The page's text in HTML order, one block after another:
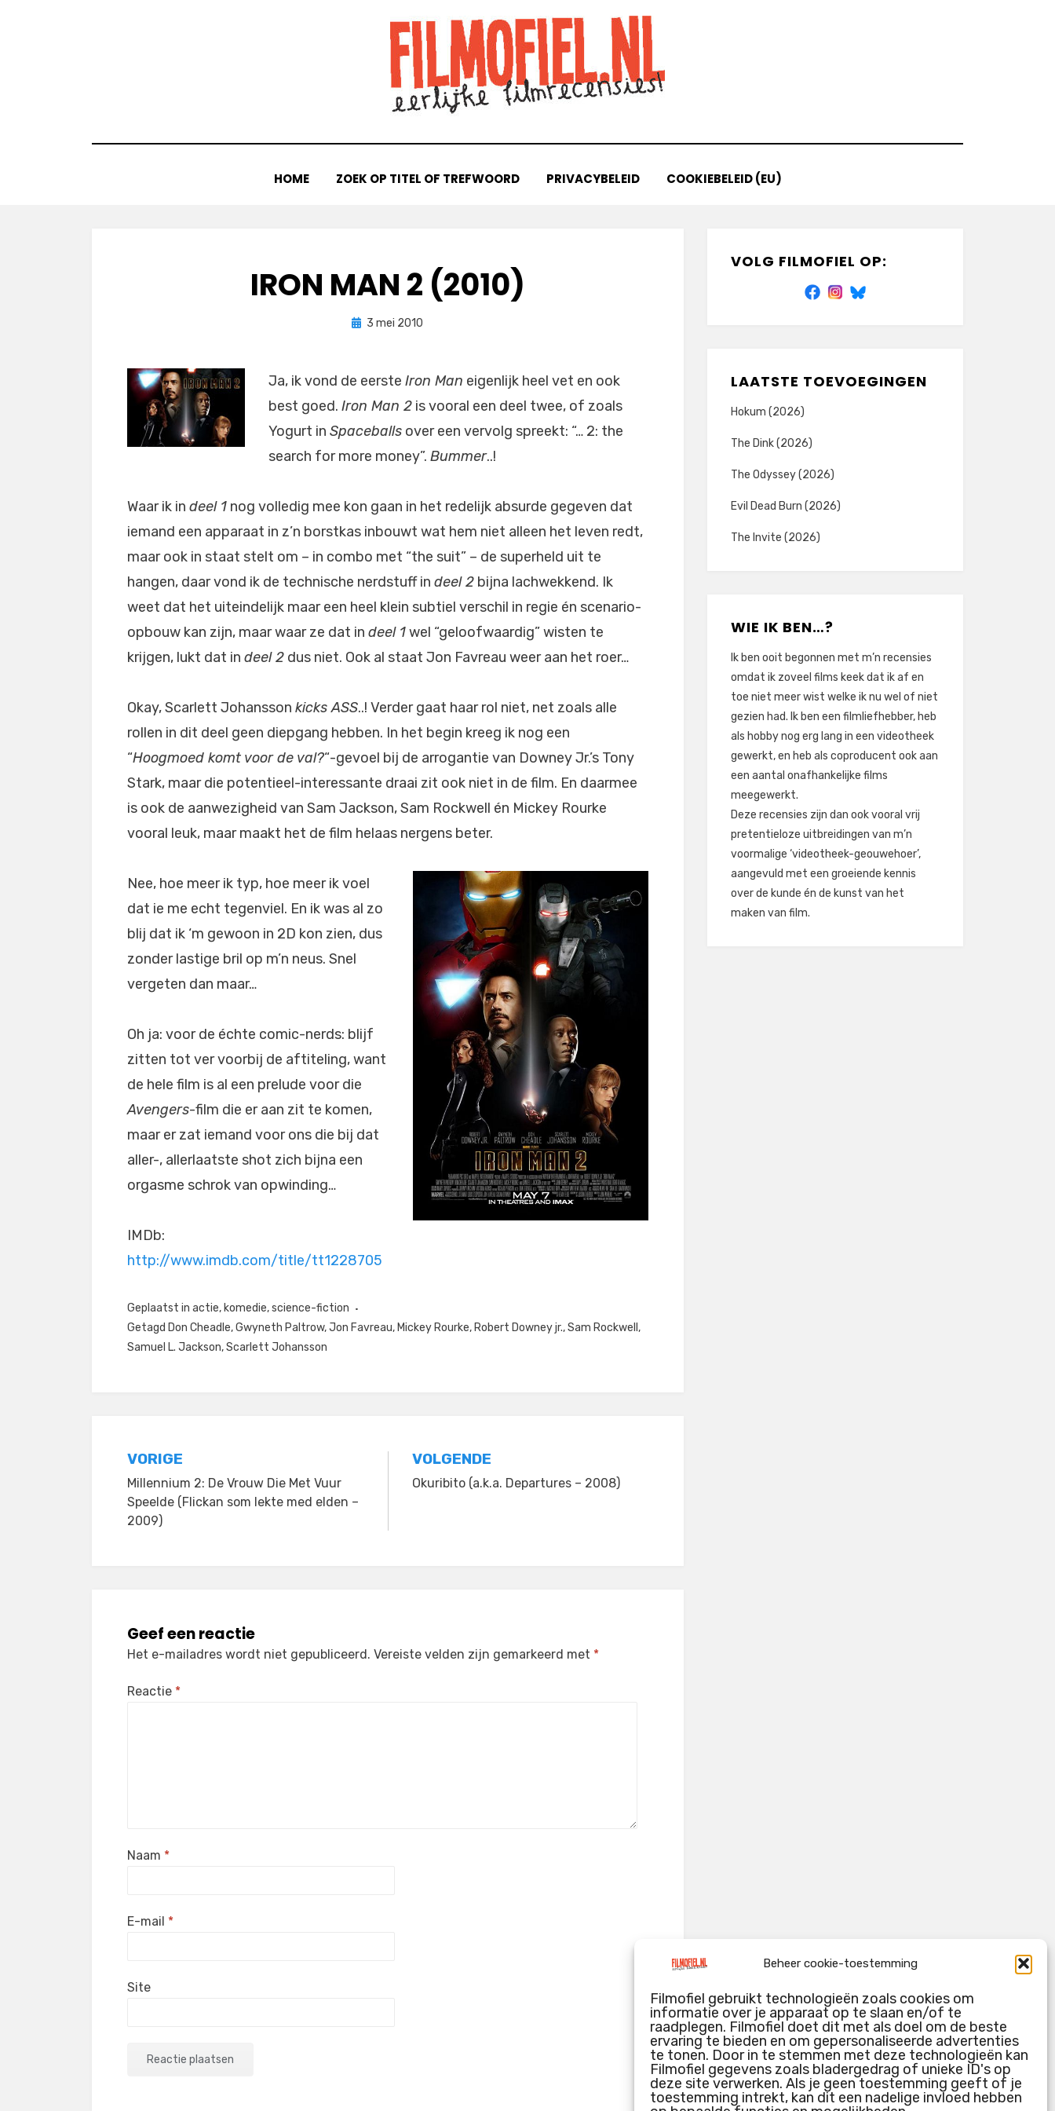
Beheer cookie-toestemming
Filmofiel gebruikt technologieën zoals cookies om
informatie over je apparaat op te slaan en/of te
raadplegen. Filmofiel doet dit met als doel om de beste
ervaring te bieden en om gepersonaliseerde advertenties
te tonen. Door in te stemmen met deze technologieën kan
Filmofiel gegevens zoals bladergedrag of unieke ID's op
deze site verwerken. Als je geen toestemming geeft of je
toestemming intrekt, kan dit een nadelige invloed hebben
HOME ZOEK OP TITEL OF TREFWOORD PRIVACYBELEID COOKIEBELEID (EU)
IRON MAN 2 (2010)
doorFilmofiel.nl
Geplaatst
3 mei 2010
Ja, ik vond de eerste Iron Man eigenlijk heel vet en ook
best goed. Iron Man 2 is vooral een deel twee, of zoals
Yogurt in Spaceballs over een vervolg spreekt: “… 2: the
search for more money”. Bummer..!
Waar ik in deel 1 nog volledig mee kon gaan in het redelijk absurde gegeven dat
iemand een apparaat in z’n borstkas inbouwt wat hem niet alleen het leven redt,
maar ook in staat stelt om – in combo met “the suit” – de superheld uit te
hangen, daar vond ik de technische nerdstuff in deel 2 bijna lachwekkend. Ik
weet dat het uiteindelijk maar een heel klein subtiel verschil in regie én scenario-
opbouw kan zijn, maar waar ze dat in deel 1wel “geloofwaardig” wisten te
krijgen, lukt dat in deel 2 dus niet. Ook al staat Jon Favreau weer aan het roer…
Okay, Scarlett Johansson kicks ASS..! Verder gaat haar rol niet, net zoals alle
rollen in dit deel geen diepgang hebben. In het begin kreeg ik nog een
“Hoogmoed komt voor de val?“-gevoel bij de arrogantie van Downey Jr.’s Tony
Stark, maar die potentieel-interessante draai zit ook niet in de film. En daarmee
is ook de aanwezigheid van Sam Jackson, Sam Rockwell én Mickey Rourke
vooral leuk, maar maakt het de film helaas nergens beter.
Nee, hoe meer ik typ, hoe meer ik voel
dat ie me echt tegenviel. En ik was al zo
blij dat ik ‘m gewoon in 2D kon zien, dus
zonder lastige bril op m’n neus. Snel
vergeten dan maar…
Oh ja: voor de échte comic-nerds: blijf
zitten tot ver voorbij de aftiteling, want
de hele film is al een prelude voor die
Avengers-film die er aan zit te komen,
maar er zat iemand voor ons die bij dat
aller-, allerlaatste shot zich bijna een
orgasme schrok van opwinding…
IMDb:
http://www.imdb.com/title/tt1228705
Geplaatst in actie, komedie,science-fiction
Getagd Don Cheadle,Gwyneth Paltrow,Jon Favreau, Mickey Rourke, Robert Downey jr.,Sam Rockwell ,
Samuel L. Jackson,Scarlett Johansson
Bericht
navigatie
VORIGE
Millennium 2: De Vrouw Die Met Vuur
Speelde (Flickan som lekte med elden –
2009)
VOLGENDE
Okuribito (a.k.a. Departures – 2008)
Geef een reactie
Het e-mailadres wordt niet gepubliceerd. Vereiste velden zijn gemarkeerd met *
Reactie *
Naam *
E-mail *
Site
VOLG FILMOFIEL OP:
LAATSTE TOEVOEGINGEN
Hokum (2026)
The Dink (2026)
The Odyssey (2026)
Evil Dead Burn (2026)
The Invite (2026)
WIE IK BEN…?
Ik ben ooit begonnen met m’n recensies
omdat ik zoveel films keek dat ik af en
toe niet meer wist welke ik nu wel of niet
gezien had. Ik ben een filmliefhebber, heb
als hobby nog erg lang in een videotheek
gewerkt, en heb als coproducent ook aan
een aantal onafhankelijke films
meegewerkt.
Deze recensies zijn dan ook vooral vrij
pretentieloze uitbreidingen van m’n
voormalige ‘videotheek-geouwehoer’,
aangevuld met een groeiende kennis
over de kunde én de kunst van het
maken van film.